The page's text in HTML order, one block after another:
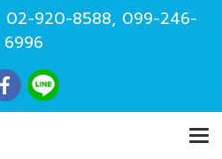
02-920-8588, 099-246-
6996